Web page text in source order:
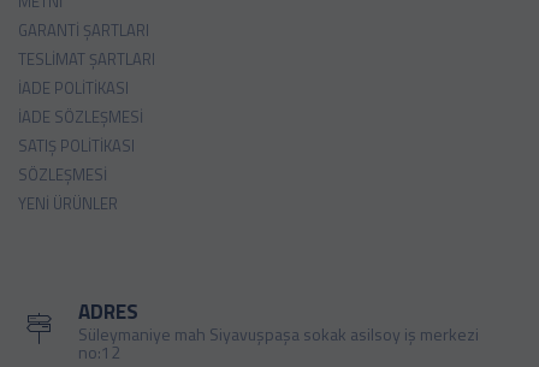
GARANTI ŞARTLARI
TESLIMAT ŞARTLARI
İADE POLITIKASI
İADE SÖZLEŞMESI
SATIŞ POLITIKASI
SÖZLEŞMESI
YENI ÜRÜNLER
ADRES
Süleymaniye mah Siyavuşpaşa sokak asilsoy iş merkezi
no:12